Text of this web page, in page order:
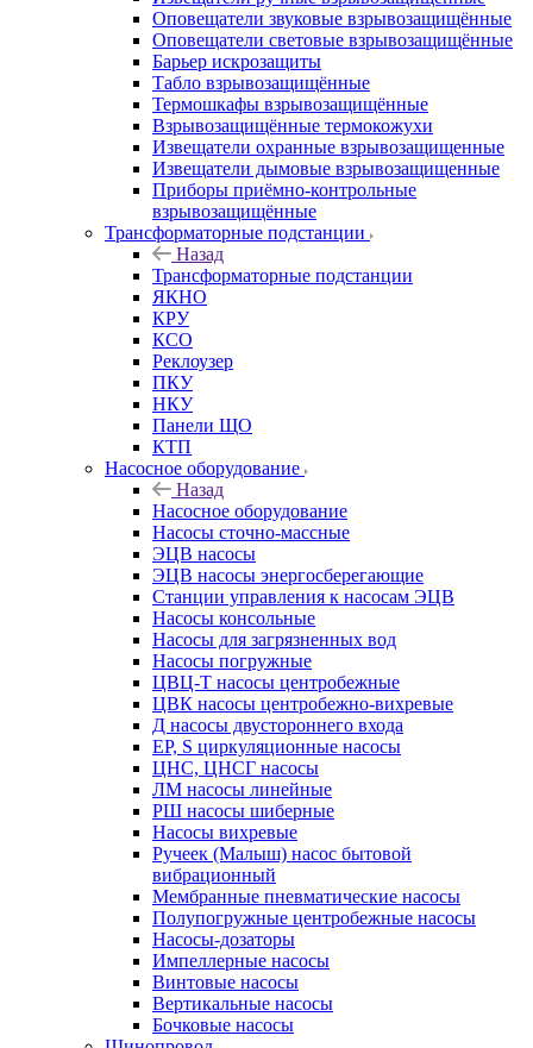
Оповещатели звуковые взрывозащищённые
Оповещатели световые взрывозащищённые
Барьер искрозащиты
Табло взрывозащищённые
Термошкафы взрывозащищённые
Взрывозащищённые термокожухи
Извещатели охранные взрывозащищенные
Извещатели дымовые взрывозащищенные
Приборы приёмно-контрольные
взрывозащищённые
Трансформаторные подстанции
Назад
Трансформаторные подстанции
ЯКНО
КРУ
КСО
Реклоузер
ПКУ
НКУ
Панели ЩО
КТП
Насосное оборудование
Назад
Насосное оборудование
Насосы сточно-массные
ЭЦВ насосы
ЭЦВ насосы энергосберегающие
Станции управления к насосам ЭЦВ
Насосы консольные
Насосы для загрязненных вод
Насосы погружные
ЦВЦ-Т насосы центробежные
ЦВК насосы центробежно-вихревые
Д насосы двустороннего входа
EP, S циркуляционные насосы
ЦНС, ЦНСГ насосы
ЛМ насосы линейные
РШ насосы шиберные
Насосы вихревые
Ручеек (Малыш) насос бытовой
вибрационный
Мембранные пневматические насосы
Полупогружные центробежные насосы
Насосы-дозаторы
Импеллерные насосы
Винтовые насосы
Вертикальные насосы
Бочковые насосы